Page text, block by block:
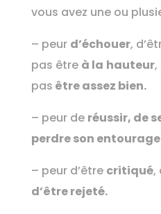
vous avez une ou
– peur d’échouer,
pas être à la hauteur,
pas être assez bien.
– peur de réussir, de
perdre son
– peur d’être critiqué,
d’être rejeté.